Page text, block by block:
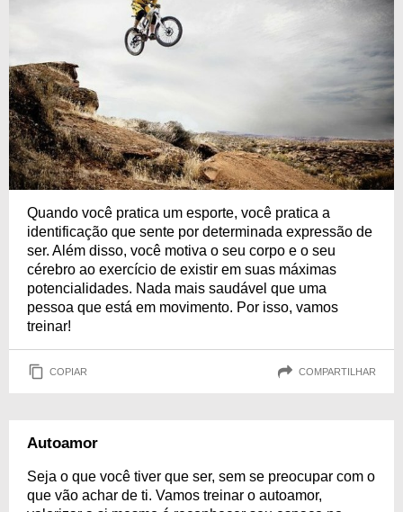
Quando você pratica um esporte, você pratica a
identificação que sente por determinada expressão de
ser. Além disso, você motiva o seu corpo e o seu
cérebro ao exercício de existir em suas máximas
potencialidades. Nada mais saudável que uma
pessoa que está em movimento. Por isso, vamos
treinar!
COPIAR COMPARTILHAR
Autoamor
Seja o que você tiver que ser, sem se preocupar com o
que vão achar de ti. Vamos treinar o autoamor,